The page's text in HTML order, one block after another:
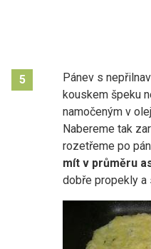
5
Pánev s
kouskem špeku
namočeným v
Nabereme tak
rozetřeme po
mít v průměru
dobře propekly a